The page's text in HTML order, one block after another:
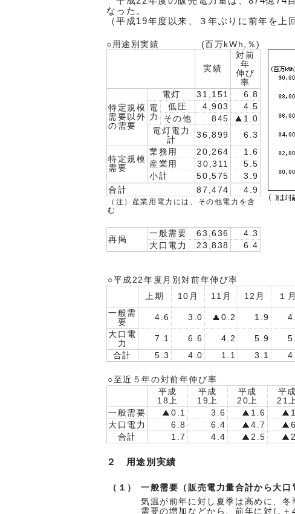
なった。
（平成19年度以来、３年ぶりに前年を上
○用途別実績 (百万kWh,％)
実績
対前
年
伸び
率
特定規模
需要以外
の需要
電灯 31,151
6.8
電
力
低圧 4,903
4.5
その他
845
1.0
電灯電力
計
36,899 6.3
特定規模
需要
業務用 20,264
1.6
産業用
30,311
5.5
小計
50,575
3.9
合計
87,474 4.9
（注）産業用電力には、その他電力を含
む
再掲
一般需要 63,636
4.3
大口電力
23,838 6.4
○平成22年度月別対前年伸び率
上期
10月 11月 12月 １月
一般需
要
4.6 3.0 0.2 1.9
大口電
力
7.1 6.6 4.2 5.9
合計
5.3 4.0 1.1 3.1
○至近５年の対前年伸び率
平成
18上
平成
19上
平成
20上
平成
21
一般需要
0.1 3.6 1.6
大口電力
6.8 6.4 4.7
合計
1.7 4.4 2.5
２ 用途別実績
（１）
一般需要（販売電力量合計から大口
気温が前年に対し夏季は高めに、
需要の増加などから、前年に対し＋